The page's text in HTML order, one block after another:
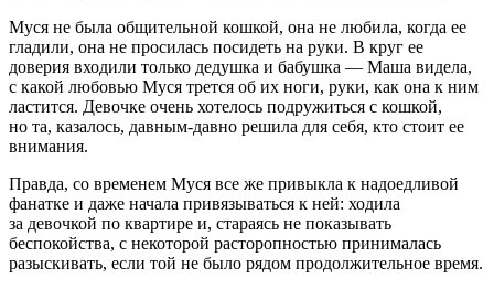
Муся не была общительной кошкой, она не любила, когда ее
гладили, она не просилась посидеть на руки. В круг ее
доверия входили только дедушка и бабушка — Маша видела,
с какой любовью Муся трется об их ноги, руки, как она к ним
ластится. Девочке очень хотелось подружиться с кошкой,
но та, казалось, давным-давно решила для себя, кто стоит ее
внимания.
Правда, со временем Муся все же привыкла к надоедливой
фанатке и даже начала привязываться к ней: ходила
за девочкой по квартире и, стараясь не показывать
беспокойства, с некоторой расторопностью принималась
разыскивать, если той не было рядом продолжительное время.